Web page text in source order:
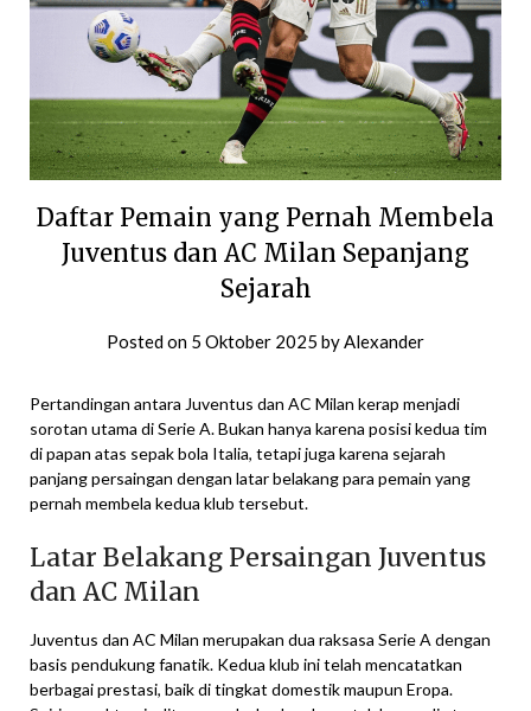
Daftar Pemain yang Pernah Membela
Juventus dan AC Milan Sepanjang
Sejarah
Posted on 5 Oktober 2025 byAlexander
Pertandingan antara Juventus dan AC Milan kerap menjadi
sorotan utama di Serie A. Bukan hanya karena posisi kedua tim
di papan atas sepak bola Italia, tetapi juga karena sejarah
panjang persaingan dengan latar belakang para pemain yang
pernah membela kedua klub tersebut.
Latar Belakang Persaingan Juventus
dan AC Milan
Juventus dan AC Milan merupakan dua raksasa Serie A dengan
basis pendukung fanatik. Kedua klub ini telah mencatatkan
berbagai prestasi, baik di tingkat domestik maupun Eropa.